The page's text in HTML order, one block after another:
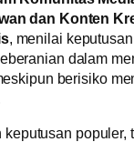
dan Konten
, menilai
dalam
berisiko
keputusan populer,